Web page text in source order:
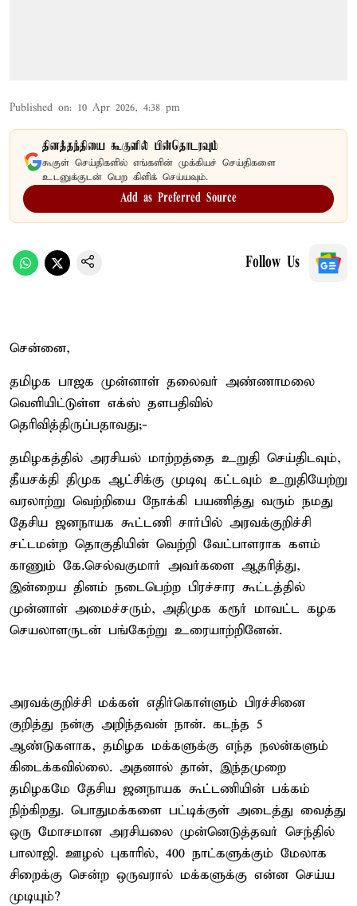
Published on: 10 Apr 2026, 4:38 pm
தினத்தந்தியை கூகுளில் பின்தொடரவும்
கூகுள் செய்திகளில் எங்களின் முக்கியச் செய்திகளை
உடனுக்குடன் பெற கிளிக் செய்யவும்.
Add as Preferred Source
Follow Us
சென்னை,
தமிழக பாஜக முன்னாள் தலைவர் அண்ணாமலை
வெளியிட்டுள்ள எக்ஸ் தளபதிவில்
தெரிவித்திருப்பதாவது;-
தமிழகத்தில் அரசியல் மாற்றத்தை உறுதி செய்திடவும்,
தீயசக்தி திமுக ஆட்சிக்கு முடிவு கட்டவும் உறுதியேற்று
வரலாற்று வெற்றியை நோக்கி பயணித்து வரும் நமது
தேசிய ஜனநாயக கூட்டணி சார்பில் அரவக்குறிச்சி
சட்டமன்ற தொகுதியின் வெற்றி வேட்பாளராக களம்
காணும் கே.செல்வகுமார் அவர்களை ஆதரித்து,
இன்றைய தினம் நடைபெற்ற பிரச்சார கூட்டத்தில்
முன்னாள் அமைச்சரும், அதிமுக கரூர் மாவட்ட கழக
செயலாளருடன் பங்கேற்று உரையாற்றினேன்.
அரவக்குறிச்சி மக்கள் எதிர்கொள்ளும் பிரச்சினை
குறித்து நன்கு அறிந்தவன் நான். கடந்த 5
ஆண்டுகளாக, தமிழக மக்களுக்கு எந்த நலன்களும்
கிடைக்கவில்லை. அதனால் தான், இந்தமுறை
தமிழகமே தேசிய ஜனநாயக கூட்டணியின் பக்கம்
நிற்கிறது. பொதுமக்களை பட்டிக்குள் அடைத்து வைத்து
ஒரு மோசமான அரசியலை முன்னெடுத்தவர் செந்தில்
பாலாஜி. ஊழல் புகாரில், 400 நாட்களுக்கும் மேலாக
சிறைக்கு சென்ற ஒருவரால் மக்களுக்கு என்ன செய்ய
முடியும்?